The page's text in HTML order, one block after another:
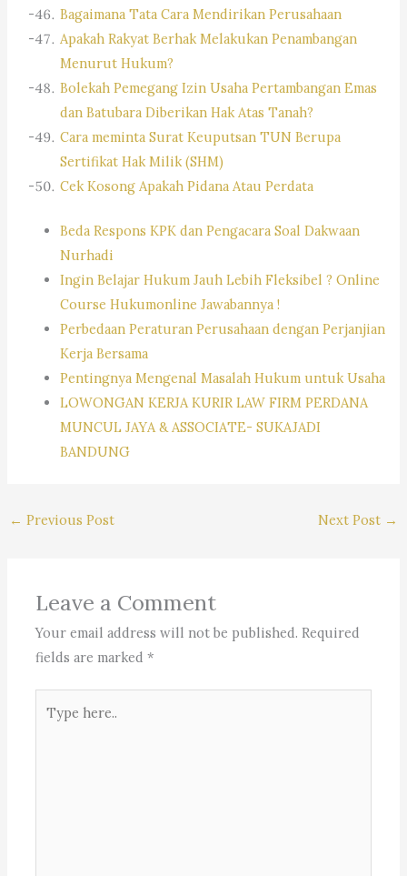
Bagaimana Tata Cara Mendirikan Perusahaan
Apakah Rakyat Berhak Melakukan Penambangan
Menurut Hukum?
Bolekah Pemegang Izin Usaha Pertambangan Emas
dan Batubara Diberikan Hak Atas Tanah?
Cara meminta Surat Keuputsan TUN Berupa
Sertifikat Hak Milik (SHM)
Cek Kosong Apakah Pidana Atau Perdata
Beda Respons KPK dan Pengacara Soal Dakwaan
Nurhadi
Ingin Belajar Hukum Jauh Lebih Fleksibel ? Online
Course Hukumonline Jawabannya !
Perbedaan Peraturan Perusahaan dengan Perjanjian
Kerja Bersama
Pentingnya Mengenal Masalah Hukum untuk Usaha
LOWONGAN KERJA KURIR LAW FIRM PERDANA
MUNCUL JAYA & ASSOCIATE- SUKAJADI
BANDUNG
← Previous Post Next Post →
Leave a Comment
Your email address will not be published. Required
fields are marked*
here..